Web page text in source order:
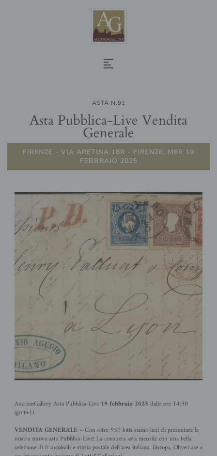
ASTA N.91
Asta Pubblica-Live Vendita
Generale
FIRENZE - VIA ARETINA 18R - FIRENZE, MER 19
FEBBRAIO 2025
AuctionGallery Asta Pubblica-Live 19 febbraio 2025 dalle ore 14:30
(gmt+1)
VENDITA GENERALE – Con oltre 950 lotti siamo lieti di presentare la
nostra nuova asta Pubblica-Live! La consueta asta mensile con una bella
selezione di francobolli e storia postale dell'area italiana, Europa, Oltremare e